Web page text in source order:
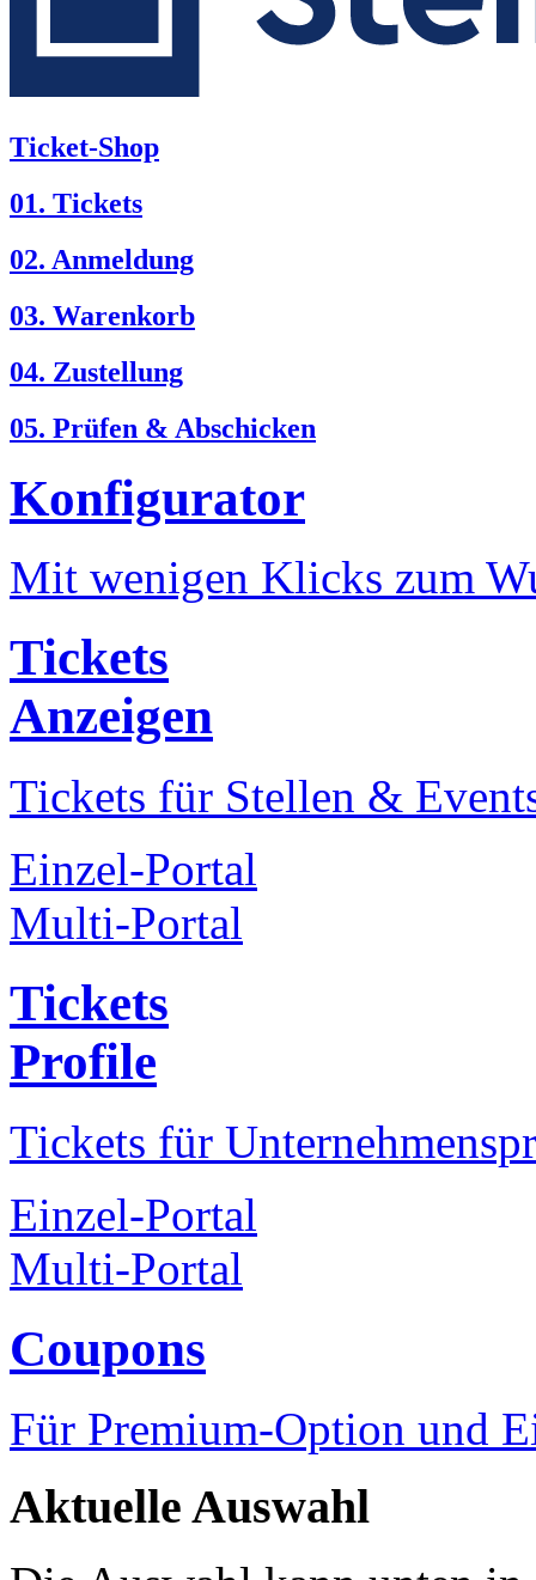
Ticket-Shop
01. Tickets
02. Anmeldung
03. Warenkorb
04. Zustellung
05. Prüfen & Abschicken
Konfigurator
Mit wenigen Klicks zum
Tickets
Anzeigen
Tickets für Stellen &
Einzel-Portal
Multi-Portal
Tickets
Profile
Tickets für
Einzel-Portal
Multi-Portal
Coupons
Für Premium-Option und
Aktuelle Auswahl